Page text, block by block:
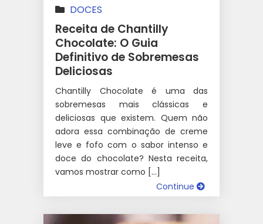
DOCES
Receita de Chantilly
Chocolate: O Guia
Definitivo de Sobremesas
Deliciosas
Chantilly Chocolate é uma das
sobremesas mais clássicas e
deliciosas que existem. Quem não
adora essa combinação de creme
leve e fofo com o sabor intenso e
doce do chocolate? Nesta receita,
vamos mostrar como […]
Continue